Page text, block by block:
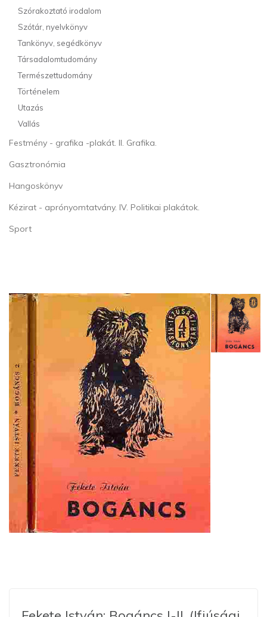
Szórakoztató irodalom
Szótár, nyelvkönyv
Tankönyv, segédkönyv
Társadalomtudomány
Természettudomány
Történelem
Utazás
Vallás
Festmény - grafika -plakát. II. Grafika.
Gasztronómia
Hangoskönyv
Kézirat - aprónyomtatvány. IV. Politikai plakátok.
Sport